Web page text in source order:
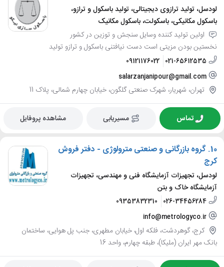
لودسل، تولید ترازوی دیجیتالی، تولید باسکول و ترازو،
باسکول مکانیکی، باسکولت، باسکول مکانیک
اولین تولید کننده وسایل سنجش و توزین در کشور
نخستین بودن مزیتی است دست نیافتنی باسکول و ترازو تولید
021-65612535
09121176022
salarzanjanipour@gmail.com
تهران، شهریار، شهرک صنعتی گلگون، خیابان چهارم شمالی، پلاک 11
تماس مسیریابی مشاهده پروفایل
10. گروه بازرگانی و صنعتی مترولوژی - دفتر فروش
کرج
لودسل، تجهیزات آزمایشگاه فنی و مهندسی، تجهیزات
آزمایشگاه خاک و بتن
026-34456284
09353832310
info@metrologyco.ir
کرج، گوهردشت، فلکه اول، خیابان مطهری، جنب پل هوایی، ساختمان
بانک مهر ایران (ملیکا)، طبقه چهارم، واحد 16